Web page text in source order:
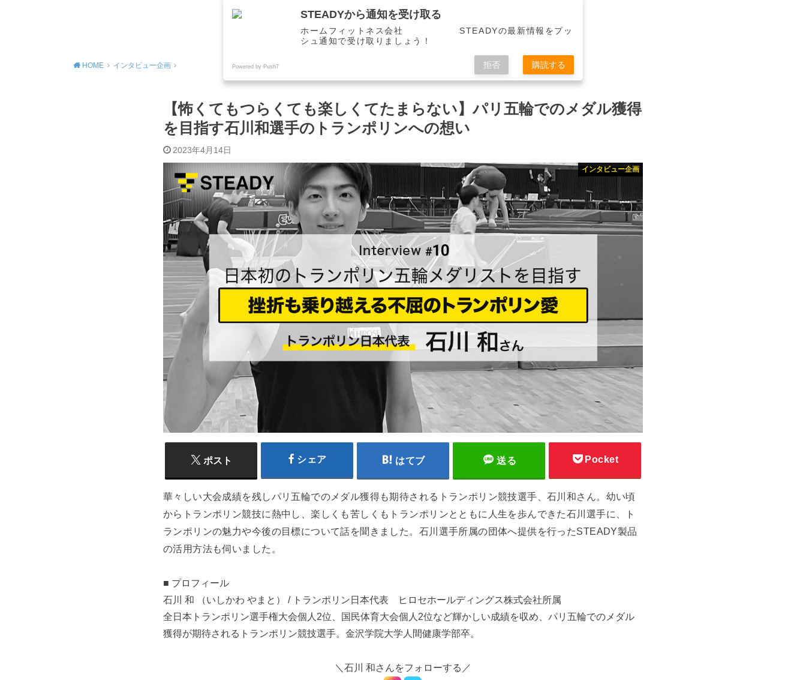
HOME インタビュー企画
【怖くてもつらくても楽しくてたまらない】パリ五輪でのメダル獲得
を目指す石川和選手のトランポリンへの想い
2023年4月14日
インタビュー企画
ポスト シェア はてブ 送る Pocket
華々しい大会成績を残しパリ五輪でのメダル獲得も期待されるトランポリン競技選手、石川和さん。幼い頃
からトランポリン競技に熱中し、楽しくも苦しくもトランポリンとともに人生を歩んできた石川選手に、ト
ランポリンの魅力や今後の目標について話を聞きました。石川選手所属の団体へ提供を行ったSTEADY製品
の活用方法も伺いました。
■ プロフィール
石川 和 （いしかわ やまと） / トランポリン日本代表 ヒロセホールディングス株式会社所属
全日本トランポリン選手権大会個人2位、国民体育大会個人2位など輝かしい成績を収め、 パリ五輪でのメダル
獲得が期待されるトランポリン競技選手。金沢学院大学人間健康学部卒。
＼石川 和さんをフォローする／
STEADYから通知を受け取る
ホームフィットネス会社 STEADYの最新情報をプッ
シュ通知で受け取りましょう！
Powered by Push7 拒否 購読する